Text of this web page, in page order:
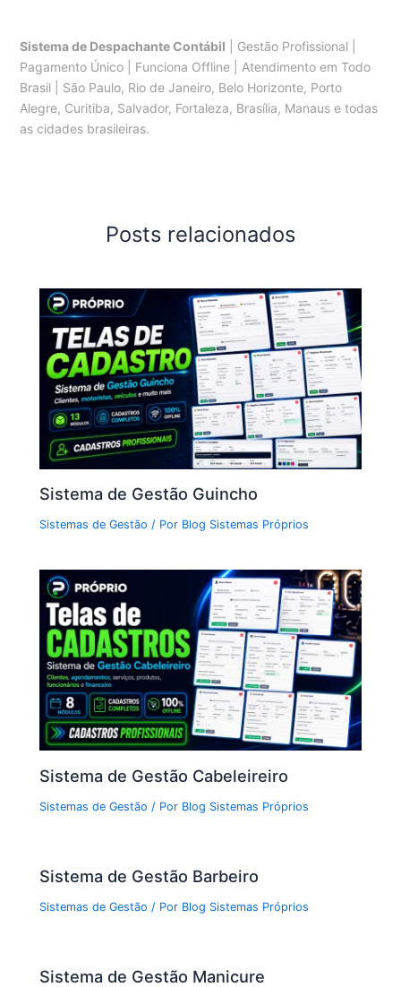
Sistema de Despachante Contábil | Gestão Profissional |
Pagamento Único | Funciona Offline | Atendimento em Todo
Brasil | São Paulo, Rio de Janeiro, Belo Horizonte, Porto
Alegre, Curitiba, Salvador, Fortaleza, Brasília, Manaus e todas
as cidades brasileiras.
Posts relacionados
Sistema de Gestão Guincho
Sistemas de Gestão / Por Blog Sistemas Próprios
Sistema de Gestão Cabeleireiro
Sistemas de Gestão / Por Blog Sistemas Próprios
Sistema de Gestão Barbeiro
Sistemas de Gestão / Por Blog Sistemas Próprios
Sistema de Gestão Manicure